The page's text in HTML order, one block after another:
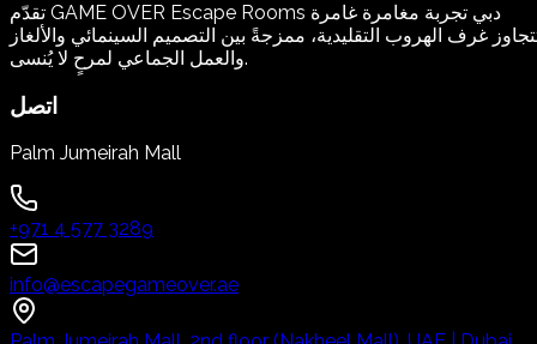
تقدّم GAME OVER Escape Rooms دبي تجربة مغامرة غامرة
غرف الهروب التقليدية، ممزجةً بين التصميم السينمائي والألغاز
والعمل الجماعي لمرحٍ لا يُنسى.
اتصل
Palm Jumeirah Mall
+971 4 577 3289
info@escapegameover.ae